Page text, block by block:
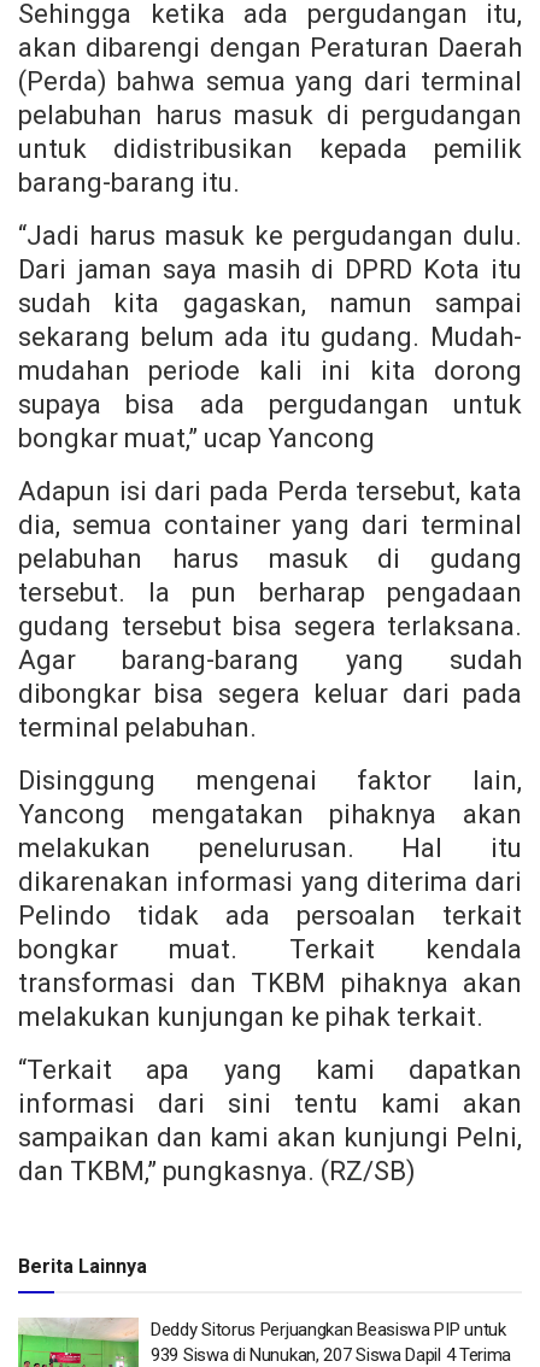
Sehingga ketika ada pergudangan itu,
akan dibarengi dengan Peraturan Daerah
(Perda) bahwa semua yang dari terminal
pelabuhan harus masuk di pergudangan
untuk didistribusikan kepada pemilik
barang-barang itu.
“Jadi harus masuk ke pergudangan dulu.
Dari jaman saya masih di DPRD Kota itu
sudah kita gagaskan, namun sampai
sekarang belum ada itu gudang. Mudah-
mudahan periode kali ini kita dorong
supaya bisa ada pergudangan untuk
bongkar muat,” ucap Yancong
Adapun isi dari pada Perda tersebut, kata
dia, semua container yang dari terminal
pelabuhan harus masuk di gudang
tersebut. Ia pun berharap pengadaan
gudang tersebut bisa segera terlaksana.
Agar barang-barang yang sudah
dibongkar bisa segera keluar dari pada
terminal pelabuhan.
Disinggung mengenai faktor lain,
Yancong mengatakan pihaknya akan
melakukan penelurusan. Hal itu
dikarenakan informasi yang diterima dari
Pelindo tidak ada persoalan terkait
bongkar muat. Terkait kendala
transformasi dan TKBM pihaknya akan
melakukan kunjungan ke pihak terkait.
“Terkait apa yang kami dapatkan
informasi dari sini tentu kami akan
sampaikan dan kami akan kunjungi Pelni,
dan TKBM,” pungkasnya. (RZ/SB)
Berita Lainnya
Deddy Sitorus Perjuangkan Beasiswa PIP untuk
939 Siswa di Nunukan, 207 Siswa Dapil 4 Terima